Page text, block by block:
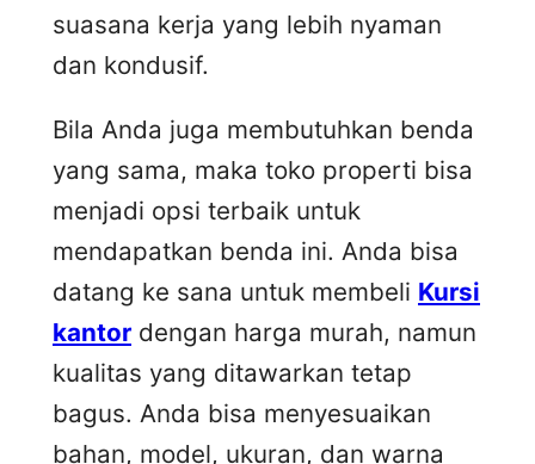
suasana kerja yang lebih nyaman
dan kondusif.
Bila Anda juga membutuhkan benda
yang sama, maka toko properti bisa
menjadi opsi terbaik untuk
mendapatkan benda ini. Anda bisa
datang ke sana untuk membeli Kursi
kantor dengan harga murah, namun
kualitas yang ditawarkan tetap
bagus. Anda bisa menyesuaikan
bahan, model, ukuran, dan warna